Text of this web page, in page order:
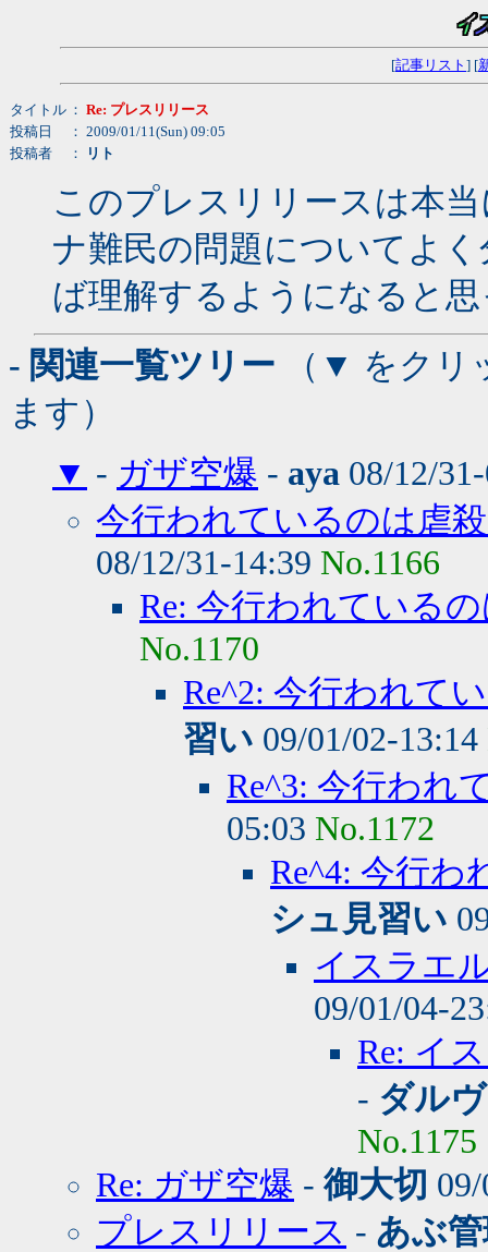
[記事リスト ] [
タイトル ： Re: プレスリリース
投稿日
： 2009/01/11(Sun) 09:05
投稿者
： リト
このプレスリリースは本
ナ難民の問題についてよ
ば理解するようになると
- 関連一覧ツリー （▼ をクリ
ます）
▼ - ガザ空爆 - aya 08/12/
今行われているのは虐
08/12/31-14:39 No.1166
Re: 今行われている
No.1170
Re^2: 今行われて
習い 09/01/02-13:14
Re^3: 今行われ
05:03 No.1172
Re^4: 今行わ
シュ見習い
イスラエ
09/01/04-
Re: イ
- ダル
No.1175
Re: ガザ空爆 - 御大切
プレスリリース - あぶ